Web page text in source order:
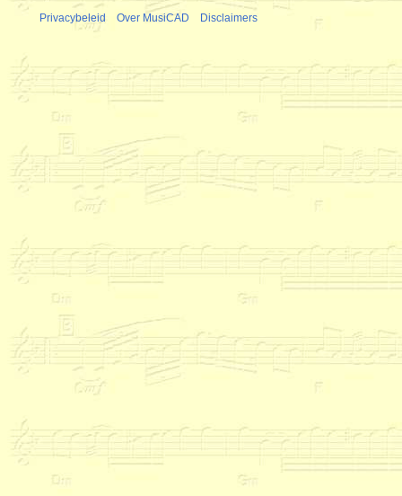
Privacybeleid Over MusiCAD Disclaimers